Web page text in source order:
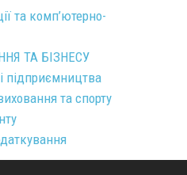
та комп’ютерно-
ТА БІЗНЕСУ
підприємництва
та спорту